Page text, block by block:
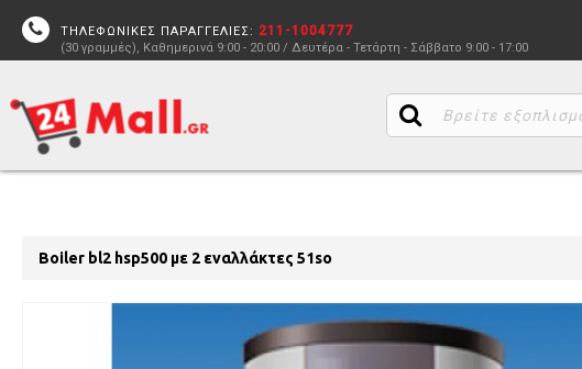
ΤΗΛΕΦΩΝΙΚΕΣ ΠΑΡΑΓΓΕΛΙΕΣ: 211-1004777
(30 γραμμές), Καθημερινά 9:00 - 20:00 / Δευτέρα - Τετάρτη - Σάββατο 9:00 - 17:00
Boiler bl2 hsp500 με 2 εναλλάκτες 51so